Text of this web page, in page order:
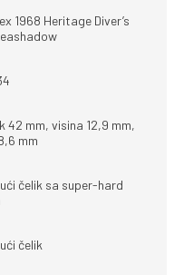
1968 Heritage Diver’s
42 mm, visina 12,9 mm,
mm
čelik sa super-hard
čelik